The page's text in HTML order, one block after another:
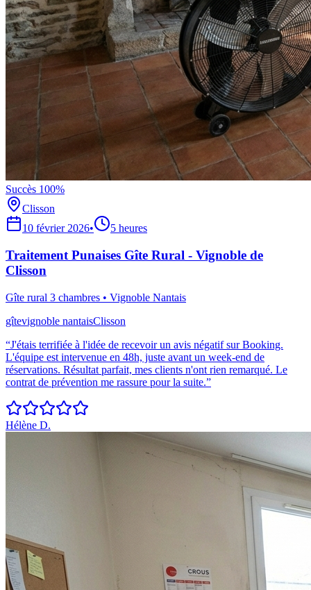
Succès 100%
Clisson
10 février 2026• 5 heures
Traitement Punaises Gîte Rural - Vignoble de
Clisson
Gîte rural 3 chambres • Vignoble Nantais
gîtevignoble nantaisClisson
“J'étais terrifiée à l'idée de recevoir un avis négatif sur Booking.
L'équipe est intervenue en 48h, juste avant un week-end de
réservations. Résultat parfait, mes clients n'ont rien remarqué. Le
contrat de prévention me rassure pour la suite.”
Hélène D.